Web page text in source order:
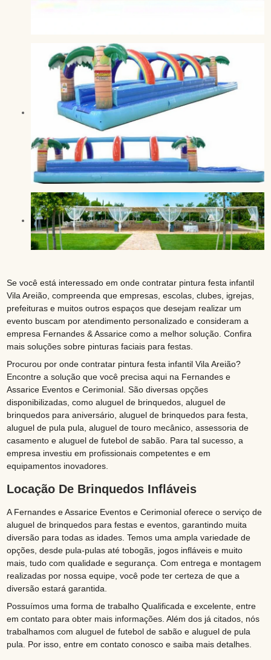
Se você está interessado em onde contratar pintura festa infantil
Vila Areião, compreenda que empresas, escolas, clubes, igrejas,
prefeituras e muitos outros espaços que desejam realizar um
evento buscam por atendimento personalizado e consideram a
empresa Fernandes & Assarice como a melhor solução. Confira
mais soluções sobre pinturas faciais para festas.
Procurou por onde contratar pintura festa infantil Vila Areião?
Encontre a solução que você precisa aqui na Fernandes e
Assarice Eventos e Cerimonial. São diversas opções
disponibilizadas, como aluguel de brinquedos, aluguel de
brinquedos para aniversário, aluguel de brinquedos para festa,
aluguel de pula pula, aluguel de touro mecânico, assessoria de
casamento e aluguel de futebol de sabão. Para tal sucesso, a
empresa investiu em profissionais competentes e em
equipamentos inovadores.
Locação De Brinquedos Infláveis
A Fernandes e Assarice Eventos e Cerimonial oferece o serviço de
aluguel de brinquedos para festas e eventos, garantindo muita
diversão para todas as idades. Temos uma ampla variedade de
opções, desde pula-pulas até tobogãs, jogos infláveis e muito
mais, tudo com qualidade e segurança. Com entrega e montagem
realizadas por nossa equipe, você pode ter certeza de que a
diversão estará garantida.
Possuímos uma forma de trabalho Qualificada e excelente, entre
em contato para obter mais informações. Além dos já citados, nós
trabalhamos com aluguel de futebol de sabão e aluguel de pula
pula. Por isso, entre em contato conosco e saiba mais detalhes.